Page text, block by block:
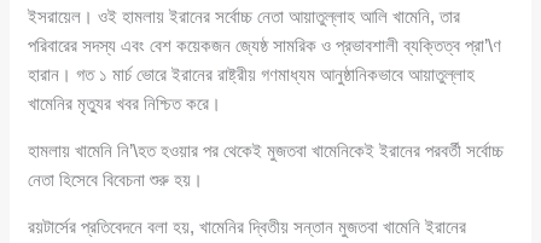
ইসরায়েল। ওই হামলায় ইরানের সর্বোচ্চ নেতা আয়াতুল্লাহ আলি খামেনি, তার
পরিবারের সদস্য এবং বেশ কয়েকজন জ্যেষ্ঠ সামরিক ও প্রভাবশালী ব্যক্তিত্ব প্রা’\ণ
হারান। গত ১ মার্চ ভোরে ইরানের রাষ্ট্রীয় গণমাধ্যম আনুষ্ঠানিকভাবে আয়াতুল্লাহ
খামেনির মৃত্যুর খবর নিশ্চিত করে।
হামলায় খামেনি নি’\হত হওয়ার পর থেকেই মুজতবা খামেনিকেই ইরানের পরবর্তী সর্বোচ্চ
নেতা হিসেবে বিবেচনা শুরু হয়।
রয়টার্সের প্রতিবেদনে বলা হয়, খামেনির দ্বিতীয় সন্তান মুজতবা খামেনি ইরানের